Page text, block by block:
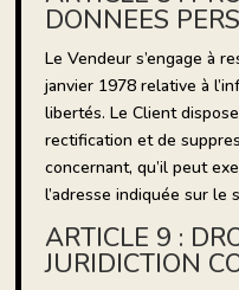
DONNEES
Le Vendeur s’engage à
janvier 1978 relative à
libertés. Le Client
rectification et de
concernant, qu’il peut
l’adresse indiquée sur le
ARTICLE 9 :
JURIDICTION